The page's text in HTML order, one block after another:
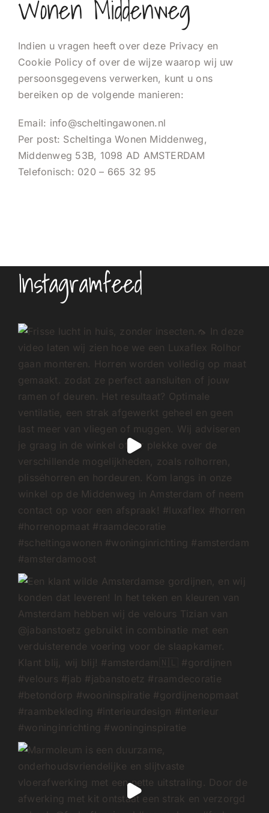
Wonen Middenweg
Indien u vragen heeft over deze Privacy en
Cookie Policy of over de wijze waarop wij uw
persoonsgegevens verwerken, kunt u ons
bereiken op de volgende manieren:
Email: info@scheltingawonen.nl
Per post: Scheltinga Wonen Middenweg,
Middenweg 53B, 1098 AD AMSTERDAM
Telefonisch: 020 – 665 32 95
Instagramfeed